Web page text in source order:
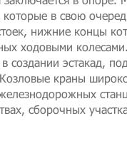
в свою
нижние концы
ходовыми
создании эстакад,
краны
сборочных